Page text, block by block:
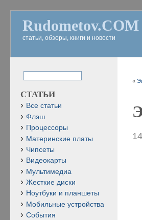
Rudometov.COM
статьи, обзоры, книги и новости
«
СТАТЬИ
Все статьи
Флэш
Процессоры
Материнские платы
Чипсеты
Видеокарты
Мультимедиа
Жесткие диски
Ноутбуки и планшеты
Мобильные устройства
События